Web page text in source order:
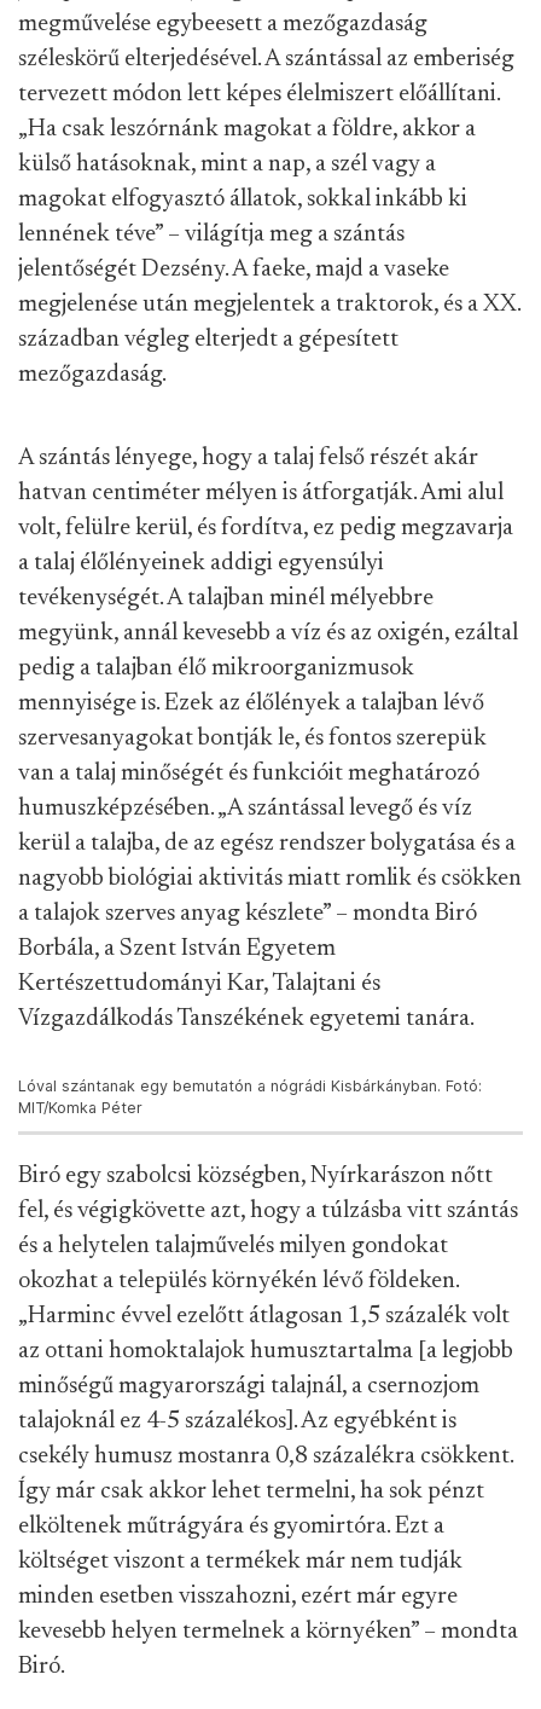
megművelése egybeesett a mezőgazdaság
széleskörű elterjedésével. A szántással az emberiség
tervezett módon lett képes élelmiszert előállítani.
„Ha csak leszórnánk magokat a földre, akkor a
külső hatásoknak, mint a nap, a szél vagy a
magokat elfogyasztó állatok, sokkal inkább ki
lennének téve” – világítja meg a szántás
jelentőségét Dezsény. A faeke, majd a vaseke
megjelenése után megjelentek a traktorok, és a XX.
században végleg elterjedt a gépesített
mezőgazdaság.
A szántás lényege, hogy a talaj felső részét akár
hatvan centiméter mélyen is átforgatják. Ami alul
volt, felülre kerül, és fordítva, ez pedig megzavarja
a talaj élőlényeinek addigi egyensúlyi
tevékenységét. A talajban minél mélyebbre
megyünk, annál kevesebb a víz és az oxigén, ezáltal
pedig a talajban élő mikroorganizmusok
mennyisége is. Ezek az élőlények a talajban lévő
szervesanyagokat bontják le, és fontos szerepük
van a talaj minőségét és funkcióit meghatározó
humuszképzésében. „A szántással levegő és víz
kerül a talajba, de az egész rendszer bolygatása és a
nagyobb biológiai aktivitás miatt romlik és csökken
a talajok szerves anyag készlete” – mondta Biró
Borbála, a Szent István Egyetem
Kertészettudományi Kar, Talajtani és
Vízgazdálkodás Tanszékének egyetemi tanára.
Lóval szántanak egy bemutatón a nógrádi Kisbárkányban. Fotó:
MIT/Komka Péter
Biró egy szabolcsi községben, Nyírkarászon nőtt
fel, és végigkövette azt, hogy a túlzásba vitt szántás
és a helytelen talajművelés milyen gondokat
okozhat a település környékén lévő földeken.
„Harminc évvel ezelőtt átlagosan 1,5 százalék volt
az ottani homoktalajok humusztartalma [a legjobb
minőségű magyarországi talajnál, a csernozjom
talajoknál ez 4-5 százalékos]. Az egyébként is
csekély humusz mostanra 0,8 százalékra csökkent.
Így már csak akkor lehet termelni, ha sok pénzt
elköltenek műtrágyára és gyomirtóra. Ezt a
költséget viszont a termékek már nem tudják
minden esetben visszahozni, ezért már egyre
kevesebb helyen termelnek a környéken” – mondta
Biró.